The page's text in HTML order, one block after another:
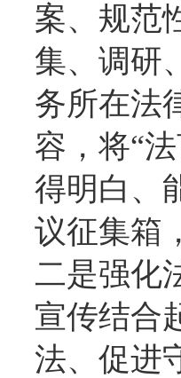
案、规范
集、调研
务所在法
容，将“
得明白、
议征集箱
二是强化
宣传结合
法、促进